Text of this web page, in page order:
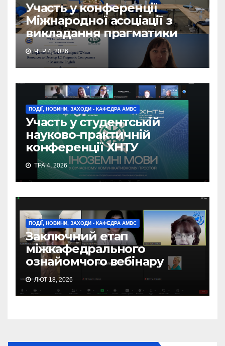
Участь у конференції
Міжнародної асоціації з
викладання прагматики
ЧЕР 4, 2026
ПОДІЇ, НОВИНИ, ЗАХОДИ - КАФЕДРА АМВС
Участь у студентській
науково-практичній
конференції ХНТУ
ТРА 4, 2026
ПОДІЇ, НОВИНИ, ЗАХОДИ - КАФЕДРА АМВС
Заключний етап
міжкафедрального
ознайомчого вебінару
ЛЮТ 18, 2026